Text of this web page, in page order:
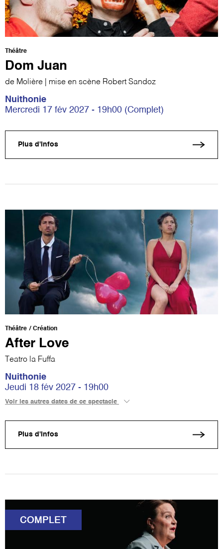
Théâtre
Dom Juan
de Molière | mise en scène Robert Sandoz
Nuithonie
Mercredi 17 fév 2027 - 19h00 (Complet)
Plus d'infos
Théâtre Création
After Love
Teatro la Fuffa
Nuithonie
Jeudi 18 fév 2027 - 19h00
Voir les autres dates de ce spectacle
Plus d'infos
COMPLET